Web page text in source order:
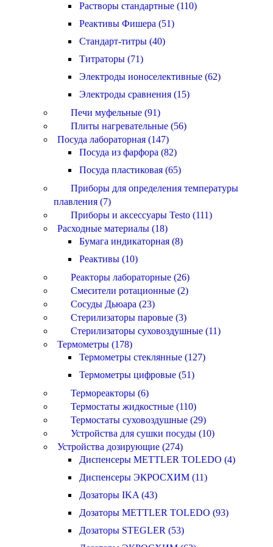
Растворы стандартные (110)
Реактивы Фишера (51)
Стандарт-титры (40)
Титраторы (71)
Электроды ионоселективные (62)
Электроды сравнения (15)
Печи муфельные (91)
Плиты нагревательные (56)
Посуда лабораторная (147)
Посуда из фарфора (82)
Посуда пластиковая (65)
Приборы для определения температуры
плавления (7)
Приборы и аксессуары Testo (111)
Расходные материалы (18)
Бумага индикаторная (8)
Реактивы (10)
Реакторы лабораторные (26)
Смесители ротационные (2)
Сосуды Дьюара (23)
Стерилизаторы паровые (3)
Стерилизаторы суховоздушные (11)
Термометры (178)
Термометры стеклянные (127)
Термометры цифровые (51)
Термореакторы (6)
Термостаты жидкостные (110)
Термостаты суховоздушные (29)
Устройства для сушки посуды (10)
Устройства дозирующие (274)
Диспенсеры METTLER TOLEDO (4)
Диспенсеры ЭКРОСХИМ (11)
Дозаторы IKA (43)
Дозаторы METTLER TOLEDO (93)
Дозаторы STEGLER (53)